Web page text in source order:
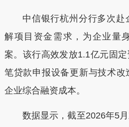
中信银行杭州分行多次赴
解项目资金需求，为企业量
案。该行高效发放1.1亿元固
笔贷款申报设备更新与技术改
企业综合融资成本。
数据显示，截至2026年5月